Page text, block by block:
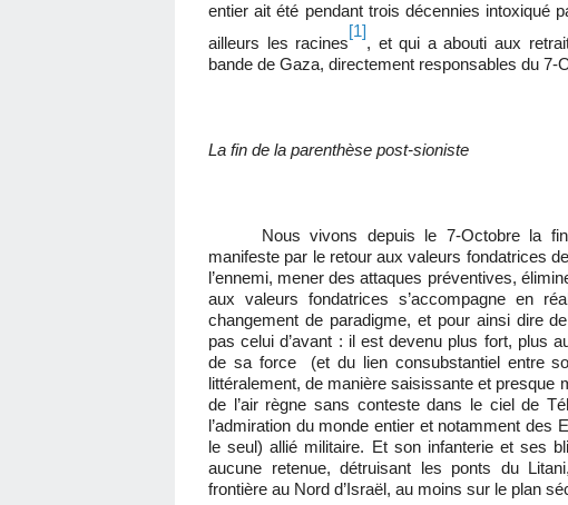
entier ait été pendant trois décennies intoxiqué
ailleurs les racines
[1]
, et qui a abouti aux
bande de Gaza, directement responsables du 7-
La fin de la parenthèse post-sioniste
Nous vivons depuis le 7-Octobre la
manifeste par le retour aux valeurs fondatrices
l’ennemi, mener des attaques préventives,
aux valeurs fondatrices s’accompagne en
changement de paradigme, et pour ainsi dire
pas celui d’avant : il est devenu plus fort, plus
de sa force
(et du lien consubstantiel entre
littéralement, de manière saisissante et presque
de l’air règne sans conteste dans le ciel de
l’admiration du monde entier et notamment
le seul) allié militaire. Et son infanterie et ses
aucune retenue, détruisant les ponts du
frontière au Nord d’Israël, au moins sur le plan